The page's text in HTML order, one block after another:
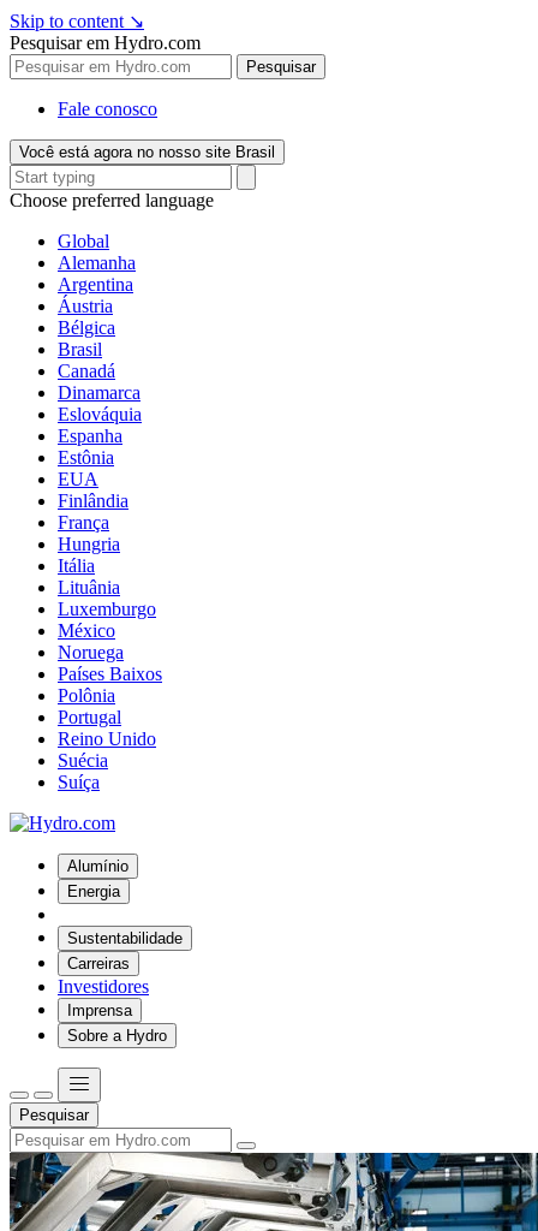
Skip to content ↘
Pesquisar em Hydro.com
Pesquisar
Fale conosco
Você está agora no nosso site Brasil
Choose preferred language
Global
Alemanha
Argentina
Áustria
Bélgica
Brasil
Canadá
Dinamarca
Eslováquia
Espanha
Estônia
EUA
Finlândia
França
Hungria
Itália
Lituânia
Luxemburgo
México
Noruega
Países Baixos
Polônia
Portugal
Reino Unido
Suécia
Suíça
Alumínio
Energia
Sustentabilidade
Carreiras
Investidores
Imprensa
Sobre a Hydro
Pesquisar